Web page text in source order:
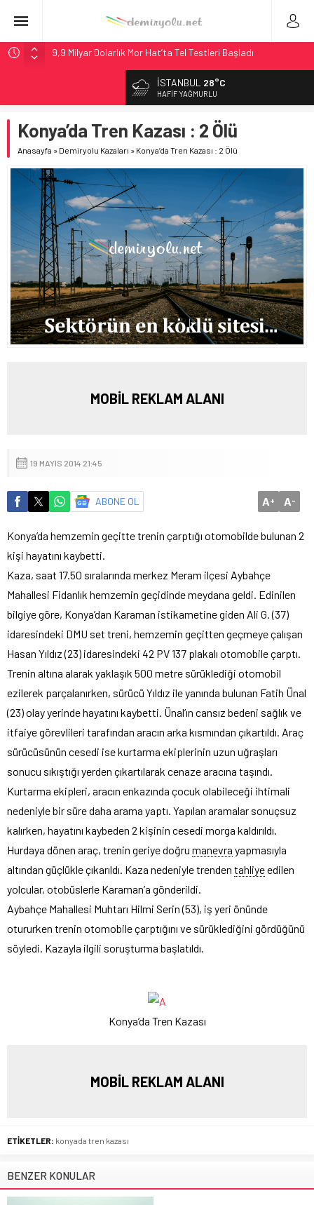
9,9 Milyar Dolarlık Mor Hat’ta Tel Testleri Başladı
Utah’ta 31 Milyon Dolarlık Proje Trafik Çilesini Bitiriyor
Wabtec Brezilya’da 1 Milyar Real’lik PTC Anlaşmasını 2031’e
Kadar Tamamlayacak
ABD’de CREATE Programı 72,4 Milyon Dolarlık Alt Geçidi
Başlattı
Edecek
İSTANBUL 28°C
HAFIF YAĞMURLU
Konya’da Tren Kazası : 2 Ölü
Anasayfa » Demiryolu Kazaları » Konya’da Tren Kazası : 2 Ölü
MOBİL REKLAM ALANI
19 MAYIS 2014 21:45
ABONE OL A+ A-
Konya’da hemzemin geçitte trenin çarptığı otomobilde bulunan 2
kişi hayatını kaybetti.
Kaza, saat 17.50 sıralarında merkez Meram ilçesi Aybahçe
Mahallesi Fidanlık hemzemin geçidinde meydana geldi. Edinilen
bilgiye göre, Konya’dan Karaman istikametine giden Ali G. (37)
idaresindeki DMU set treni, hemzemin geçitten geçmeye çalışan
Hasan Yıldız (23) idaresindeki 42 PV 137 plakalı otomobile çarptı.
Trenin altına alarak yaklaşık 500 metre sürüklediği otomobil
ezilerek parçalanırken, sürücü Yıldız ile yanında bulunan Fatih Ünal
(23) olay yerinde hayatını kaybetti. Ünal’ın cansız bedeni sağlık ve
itfaiye görevlileri tarafından aracın arka kısmından çıkartıldı. Araç
sürücüsünün cesedi ise kurtarma ekiplerinin uzun uğraşları
sonucu sıkıştığı yerden çıkartılarak cenaze aracına taşındı.
Kurtarma ekipleri, aracın enkazında çocuk olabileceği ihtimali
nedeniyle bir süre daha arama yaptı. Yapılan aramalar sonuçsuz
kalırken, hayatını kaybeden 2 kişinin cesedi morga kaldırıldı.
Hurdaya dönen araç, trenin geriye doğru manevra yapmasıyla
altından güçlükle çıkarıldı. Kaza nedeniyle trenden tahliyeedilen
yolcular, otobüslerle Karaman’a gönderildi.
Aybahçe Mahallesi Muhtarı Hilmi Serin (53), iş yeri önünde
otururken trenin otomobile çarptığını ve sürüklediğini gördüğünü
söyledi. Kazayla ilgili soruşturma başlatıldı.
Konya’da Tren Kazası
MOBİL REKLAM ALANI
ETİKETLER: konyada tren kazası
BENZER KONULAR